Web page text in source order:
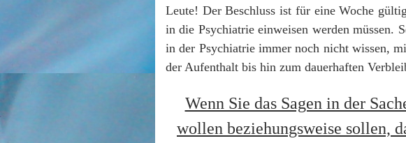
Leute! Der Beschluss ist für eine Woche
in die Psychiatrie einweisen werden müssen.
in der Psychiatrie immer noch nicht wissen,
der Aufenthalt bis hin zum dauerhaften
Wenn Sie das Sagen in der
wollen beziehungsweise sollen,